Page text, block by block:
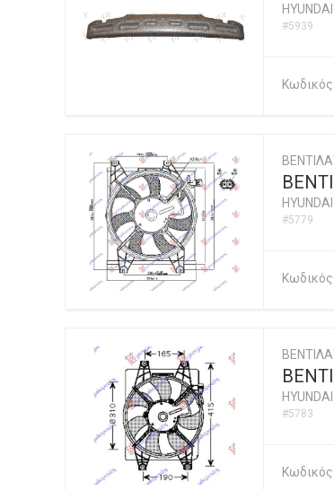
HYUNDAI
#5939
Κωδικός:
HYUNDAI
#5779
Κωδικός:
HYUNDAI
#5783
Κωδικός: